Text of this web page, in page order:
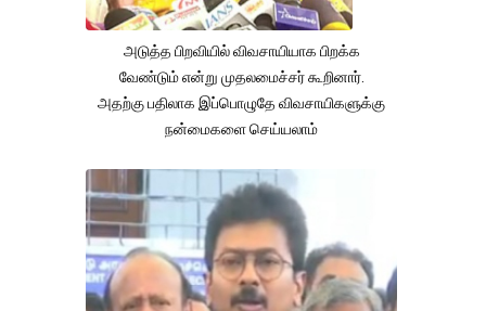
அடுத்த பிறவியில் விவசாயியாக பிறக்க
வேண்டும் என்று முதலமைச்சர் கூறினார்.
அதற்கு பதிலாக இப்பொழுதே விவசாயிகளுக்கு
நன்மைகளை செய்யலாம்